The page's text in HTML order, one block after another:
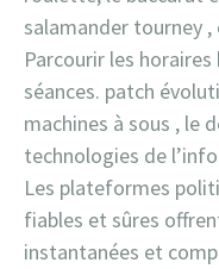
salamander tourney
Parcourir les
séances. patch
machines à sous , le
technologies de
Les plateformes
fiables et sûres
instantanées et